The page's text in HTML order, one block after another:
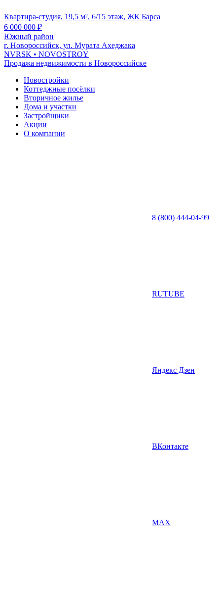
Квартира-студия, 19,5 м², 6/15 этаж, ЖК Барса
6 000 000 ₽
Южный район
г. Новороссийск, ул. Мурата Ахеджака
NVRSK • NOVOSTROY
Продажа недвижимости в Новороссийске
Новостройки
Коттеджные посёлки
Вторичное жилье
Дома и участки
Застройщики
Акции
О компании
8 (800) 444-04-99
RUTUBE
Яндекс Дзен
ВКонтакте
MAX